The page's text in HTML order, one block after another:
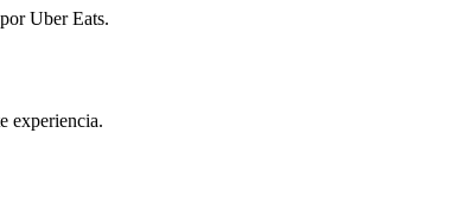
Uber Eats.
experiencia.